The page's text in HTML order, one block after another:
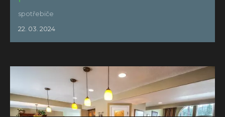
spotřebiče
22. 03. 2024